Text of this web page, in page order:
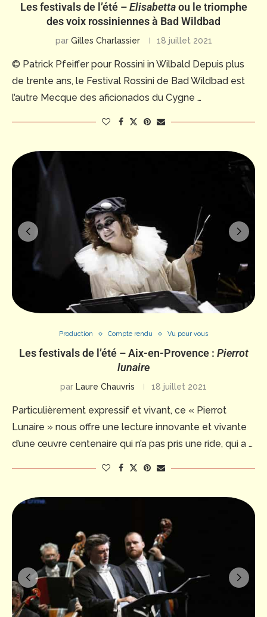
Les festivals de l’été –Elisabettaou le triomphe
des voix rossiniennes à Bad Wildbad
par Gilles Charlassier 18 juillet 2021
© Patrick Pfeiffer pour Rossini in Wilbald Depuis plus
de trente ans, le Festival Rossini de Bad Wildbad est
l’autre Mecque des aficionados du Cygne …
Production Compte rendu Vu pour vous
Les festivals de l’été – Aix-en-Provence : Pierrot
lunaire
par Laure Chauvris 18 juillet 2021
Particulièrement expressif et vivant, ce « Pierrot
Lunaire » nous offre une lecture innovante et vivante
d’une œuvre centenaire qui n’a pas pris une ride, qui a …